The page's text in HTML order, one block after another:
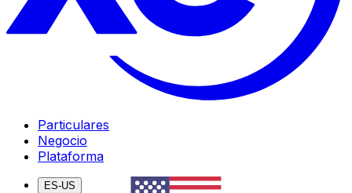
Particulares
Negocio
Plataforma
ES-US